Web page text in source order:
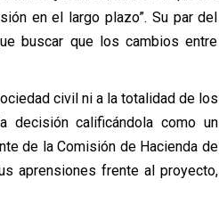
en el largo plazo”. Su par del
buscar que los cambios entre
civil ni a la totalidad de los
decisión calificándola como un
de la Comisión de Hacienda de
aprensiones frente al proyecto,